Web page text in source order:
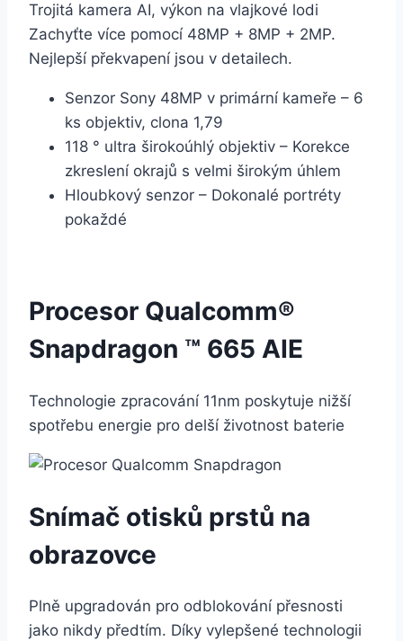
Trojitá kamera AI, výkon na vlajkové lodi
Zachyťte více pomocí 48MP + 8MP + 2MP.
Nejlepší překvapení jsou v detailech.
Senzor Sony 48MP v primární kameře – 6
ks objektiv, clona 1,79
118 ° ultra širokoúhlý objektiv – Korekce
zkreslení okrajů s velmi širokým úhlem
Hloubkový senzor – Dokonalé portréty
pokaždé
Procesor Qualcomm®
Snapdragon ™ 665 AIE
Technologie zpracování 11nm poskytuje nižší
spotřebu energie pro delší životnost baterie
Snímač otisků prstů na
obrazovce
Plně upgradován pro odblokování přesnosti
jako nikdy předtím. Díky vylepšené technologii